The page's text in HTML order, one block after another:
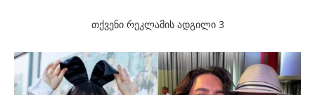
თქვენი რეკლამის ადგილი 3